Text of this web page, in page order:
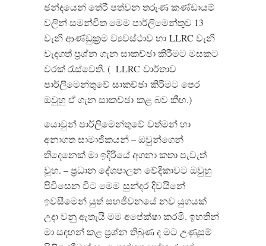
ඡන්දයෙන් තේරී පත්වන තරුණ කණ්ඩායම්
වලින් සමන්විත මෙම පාර්ලිමෙන්තුව 13
වැනි ආණ්ඩුක‍්‍රම ව්‍යවස්ථාව හා LLRC වැනි
වැදගත් ප‍්‍රශ්න ගැන සාකච්ඡා කිරීමට මසකට
වරක් රැස්වෙති. ( LLRC වාර්තාව
පාර්ලිමෙන්තුවේ සාකච්ඡා කිරීමට පෙර
ඔවුහු ඒ ගැන සාකච්ඡා කළ බව කීහ.)
යොවුන් පාර්ලිමෙන්තුවේ වත්මන් හා
අනාගත සාමාජිකයන් – ඔවුන්ගෙන්
තිදෙනෙක් මා ඉදිරියේ අගනා කතා පැවැත්
වූහ. – ප‍්‍රධාන දේශපාලන වේදිකාවට ඔවුහු
පිවිසෙන විට මෙම සුන්දර දිවයිනේ
ඉවසීමෙන් යුත් සහජීවනයේ නව යුගයක්
උදා වනු ඇතැයි මම අපේක්ෂා කරමි. ඉහතින්
මා සඳහන් කළ ප‍්‍රශ්න තිබුණ ද මට උණුසුම්